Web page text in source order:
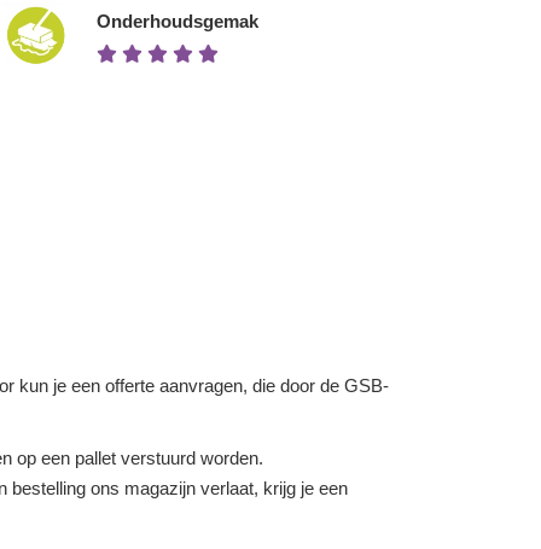
Onderhoudsgemak
kun je een offerte aanvragen, die door de GSB-
op een pallet verstuurd worden.
bestelling ons magazijn verlaat, krijg je een